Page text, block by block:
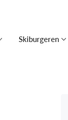
Skiburgeren